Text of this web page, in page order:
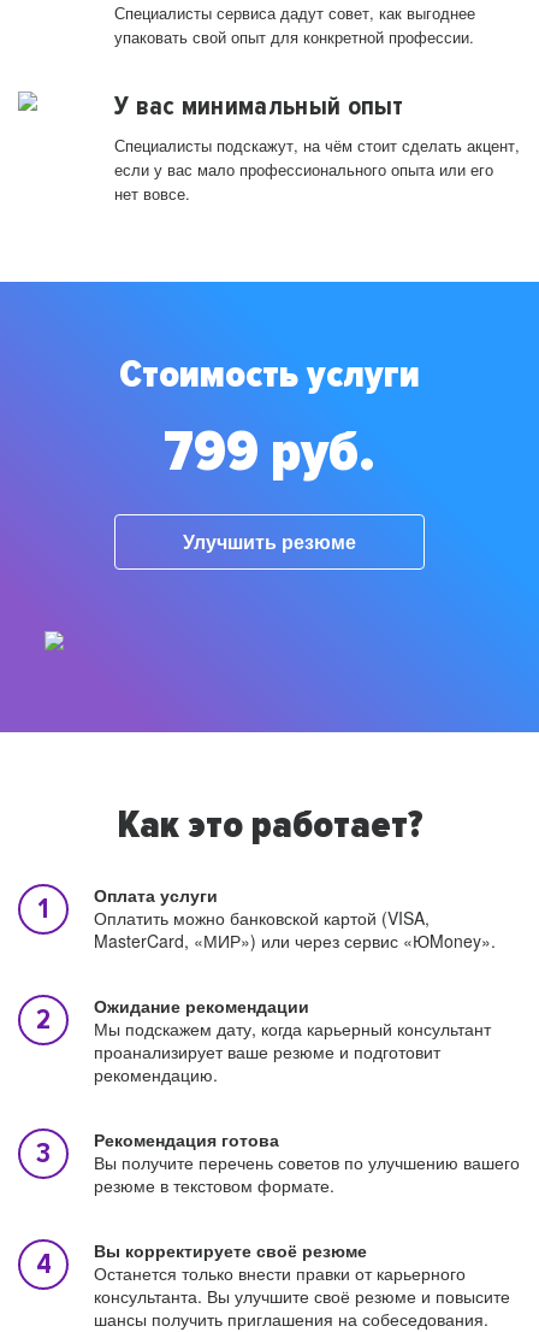
Специалисты сервиса дадут совет, как выгоднее
упаковать свой опыт для конкретной профессии.
У вас минимальный опыт
Специалисты подскажут, на чём стоит сделать акцент,
если у вас мало профессионального опыта или его
нет вовсе.
Стоимость услуги
799 руб.
Улучшить резюме
Как это работает?
Оплата услуги
Оплатить можно банковской картой (VISA,
MasterCard, «МИР») или через сервис «ЮMoney».
Ожидание рекомендации
Мы подскажем дату, когда карьерный консультант
проанализирует ваше резюме и подготовит
рекомендацию.
Рекомендация готова
Вы получите перечень советов по улучшению вашего
резюме в текстовом формате.
Вы корректируете своё резюме
Останется только внести правки от карьерного
консультанта. Вы улучшите своё резюме и повысите
шансы получить приглашения на собеседования.